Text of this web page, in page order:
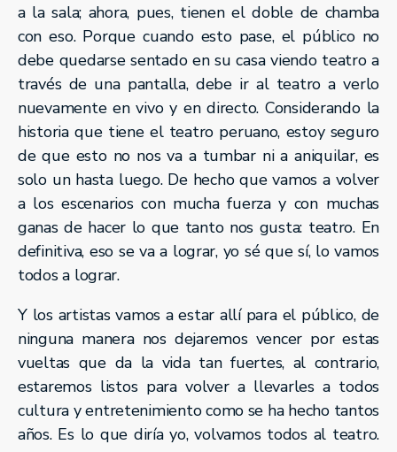
a la sala; ahora, pues, tienen el doble de chamba
con eso. Porque cuando esto pase, el público no
debe quedarse sentado en su casa viendo teatro a
través de una pantalla, debe ir al teatro a verlo
nuevamente en vivo y en directo. Considerando la
historia que tiene el teatro peruano, estoy seguro
de que esto no nos va a tumbar ni a aniquilar, es
solo un hasta luego. De hecho que vamos a volver
a los escenarios con mucha fuerza y con muchas
ganas de hacer lo que tanto nos gusta: teatro. En
definitiva, eso se va a lograr, yo sé que sí, lo vamos
todos a lograr.
Y los artistas vamos a estar allí para el público, de
ninguna manera nos dejaremos vencer por estas
vueltas que da la vida tan fuertes, al contrario,
estaremos listos para volver a llevarles a todos
cultura y entretenimiento como se ha hecho tantos
años. Es lo que diría yo, volvamos todos al teatro.